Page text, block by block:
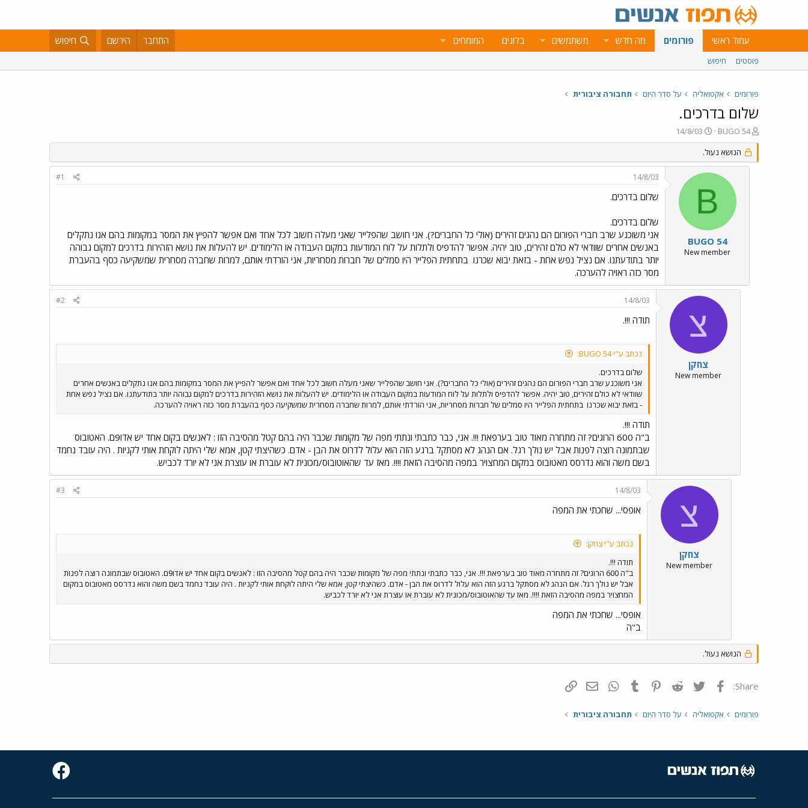
עמוד ראשי פורומים מה חדש משתמשים בלוגים המומחים התחבר הירשם חיפוש
פוסטים חיפוש
פורומים אקטואליה על סדר היום תחבורה ציבורית
שלום בדרכים.
פ
ו
ת
ח
BUGO 54
פ
ו
ס
ם
ת
ר
י
ך
14/8/03
הנושא נעול.
B
BUGO 54
New member
14/8/03
#1
שלום בדרכים.
שלום בדרכים.
אני משוכנע שרב חברי הפורום הם נהגים זהירים (אולי כל החברים?). אני חושב שהפלייר שאני מעלה חשוב לכל אחד ואם אפשר להפיץ את המסר במקומות בהם אנו נתקלים
באנשים אחרים שוודאי לא כולם זהירים, טוב יהיה. אפשר להדפיס ולתלות על לוח המודעות במקום העבודה או הלימודים. יש להעלות את נושא הזהירות בדרכים למקום גבוהה
יותר בתודעתנו. אם נציל נפש אחת - בזאת יבוא שכרנו בתחתית הפלייר היו סמלים של חברות מסחריות, אני הורדתי אותם, למרות שחברה מסחרית שמשקיעה כסף בהעברת
מסר כזה ראויה להערכה.
צ
צחקן
New member
14/8/03
#2
תודה !!!.
נכתב ע"י BUGO 54:
שלום בדרכים.
אני משוכנע שרב חברי הפורום הם נהגים זהירים (אולי כל החברים?). אני חושב שהפלייר שאני מעלה חשוב לכל אחד ואם אפשר להפיץ את המסר במקומות בהם אנו נתקלים באנשים אחרים
שוודאי לא כולם זהירים, טוב יהיה. אפשר להדפיס ולתלות על לוח המודעות במקום העבודה או הלימודים. יש להעלות את נושא הזהירות בדרכים למקום גבוהה יותר בתודעתנו. אם נציל נפש אחת
- בזאת יבוא שכרנו בתחתית הפלייר היו סמלים של חברות מסחריות, אני הורדתי אותם, למרות שחברה מסחרית שמשקיעה כסף בהעברת מסר כזה ראויה להערכה.
תודה !!!.
ב"ה 600 הרוגים? זה מתחרה מאוד טוב בערפאת !!!. אני, כבר כתבתי ונתתי מפה של מקומות שכבר היה בהם קטל מהסיבה הזו : לאנשים בקום אחד יש אדו9ם. האטובוס
שבתמונה רוצה לפנות אבל יש נולך רגל. אם הנהג לא מסתקל ברגע הזה הוא עלול לדרוס את הבן - אדם. כשהיצתי קטן, אמא שלי היתה לוקחת אותי לקניות . היה עובד נחמד
בשם משה והוא נדרסס מאטובוס במקום המחצויר במפה מהסיבה הזאת !!!!. מאז עד שהאוטובוס/מכונית לא עוברת או עוצרת אני לא יורד לכביש.
צ
צחקן
New member
14/8/03
#3
אופסי... שחכתי את המפה
נכתב ע"י צחקן:
תודה !!!.
ב"ה 600 הרוגים? זה מתחרה מאוד טוב בערפאת !!!. אני, כבר כתבתי ונתתי מפה של מקומות שכבר היה בהם קטל מהסיבה הזו : לאנשים בקום אחד יש אדו9ם. האטובוס שבתמונה רוצה לפנות
אבל יש נולך רגל. אם הנהג לא מסתקל ברגע הזה הוא עלול לדרוס את הבן - אדם. כשהיצתי קטן, אמא שלי היתה לוקחת אותי לקניות . היה עובד נחמד בשם משה והוא נדרסס מאטובוס במקום
המחצויר במפה מהסיבה הזאת !!!!. מאז עד שהאוטובוס/מכונית לא עוברת או עוצרת אני לא יורד לכביש.
אופסי... שחכתי את המפה
ב"ה
הנושא נעול.
Share: פייסבוק Twitter
Reddit
Pinterest
Tumblr
WhatsAppדואר אלקטרוני
פורומים אקטואליה על סדר היום תחבורה ציבורית